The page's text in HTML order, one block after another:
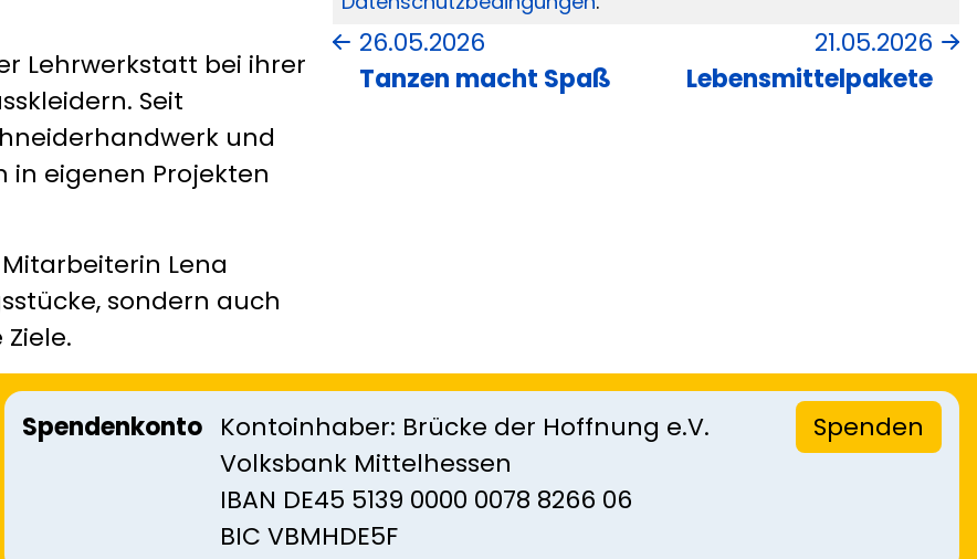
Lehrwerkstatt bei ihrer
Seit
und
in eigenen Projekten
Lena
sondern auch
26.05.2026
Tanzen macht Spaß
21.05.2026
Lebensmittelpakete
Spendenkonto Kontoinhaber: Brücke der Hoffnung e.V.
Volksbank Mittelhessen
IBAN DE45 5139 0000 0078 8266 06
BIC VBMHDE5F
Spenden